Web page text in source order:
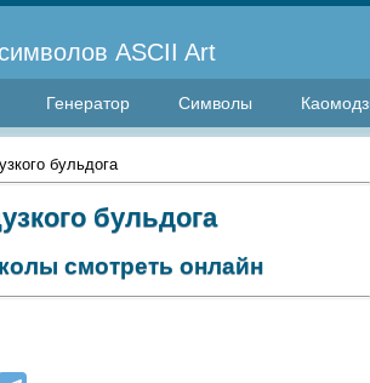
ASCII Art
Генератор Символы
бульдога
бульдога
смотреть онлайн